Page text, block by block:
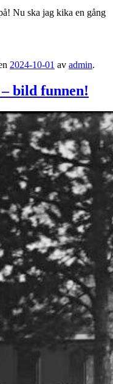
Nu ska jag kika en gång
2024-10-01 av admin.
bild funnen!